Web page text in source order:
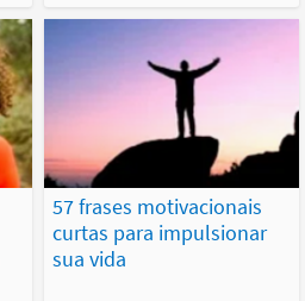
57 frases motivacionais
curtas para impulsionar
sua vida